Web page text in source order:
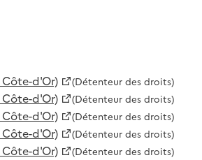
d'Or)
(Détenteur des droits)
d'Or) (Détenteur des droits)
d'Or) (Détenteur des droits)
d'Or) (Détenteur des droits)
d'Or) (Détenteur des droits)